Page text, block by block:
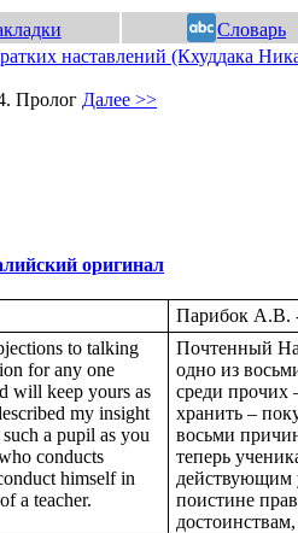
Словарь
наставлений (Кхуддака
Пролог Далее >>
оригинал
Парибок А.В.
to talking
for any one
will keep yours as
my insight
a pupil as you
conducts
himself in
a teacher.
Почтенный
одно из
среди прочих
хранить –
восьми
теперь
действующим
поистине